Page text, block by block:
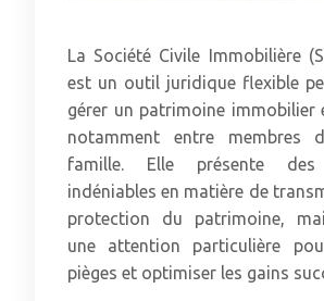
La Société Civile Immobilière
est un outil juridique flexible
gérer un patrimoine immobilier
notamment entre membres
famille. Elle présente des
indéniables en matière de
protection du patrimoine,
une attention particulière
pièges et optimiser les gains